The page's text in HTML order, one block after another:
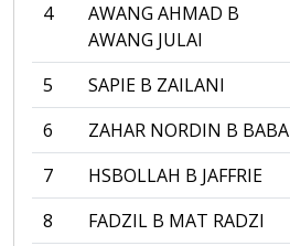
4
AWANG AHMAD B
AWANG JULAI
5 SAPIE B ZAILANI
6
ZAHAR NORDIN B BABA
7
HSBOLLAH B JAFFRIE
8
FADZIL B MAT RADZI